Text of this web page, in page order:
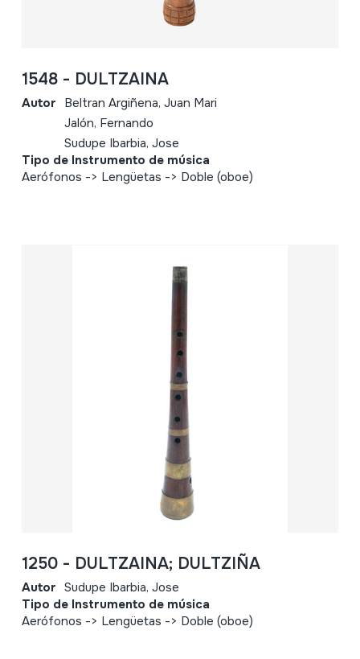
1548 - DULTZAINA
Autor Beltran Argiñena, Juan Mari
Jalón, Fernando
Sudupe Ibarbia, Jose
Tipo de Instrumento de música
Aerófonos -> Lengüetas -> Doble (oboe)
1250 - DULTZAINA; DULTZIÑA
Autor Sudupe Ibarbia, Jose
Tipo de Instrumento de música
Aerófonos -> Lengüetas -> Doble (oboe)